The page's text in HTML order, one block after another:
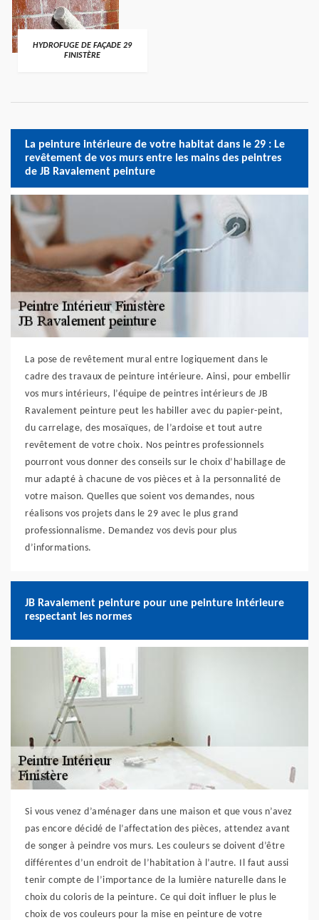
HYDROFUGE DE FAÇADE 29
FINISTÈRE
La peinture intérieure de votre habitat dans le 29 : Le
revêtement de vos murs entre les mains des peintres
de JB Ravalement peinture
La pose de revêtement mural entre logiquement dans le
cadre des travaux de peinture intérieure. Ainsi, pour embellir
vos murs intérieurs, l’équipe de peintres intérieurs de JB
Ravalement peinture peut les habiller avec du papier-peint,
du carrelage, des mosaïques, de l’ardoise et tout autre
revêtement de votre choix. Nos peintres professionnels
pourront vous donner des conseils sur le choix d’habillage de
mur adapté à chacune de vos pièces et à la personnalité de
votre maison. Quelles que soient vos demandes, nous
réalisons vos projets dans le 29 avec le plus grand
professionnalisme. Demandez vos devis pour plus
d’informations.
JB Ravalement peinture pour une peinture intérieure
respectant les normes
Si vous venez d’aménager dans une maison et que vous n’avez
pas encore décidé de l’affectation des pièces, attendez avant
de songer à peindre vos murs. Les couleurs se doivent d’être
différentes d’un endroit de l’habitation à l’autre. Il faut aussi
tenir compte de l’importance de la lumière naturelle dans le
choix du coloris de la peinture. Ce qui doit influer le plus le
choix de vos couleurs pour la mise en peinture de votre